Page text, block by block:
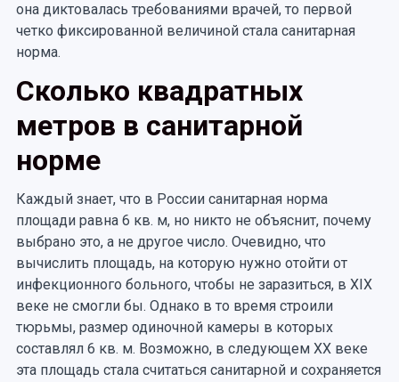
она диктовалась требованиями врачей, то первой
четко фиксированной величиной стала санитарная
норма.
Сколько квадратных
метров в санитарной
норме
Каждый знает, что в России санитарная норма
площади равна 6 кв. м, но никто не объяснит, почему
выбрано это, а не другое число. Очевидно, что
вычислить площадь, на которую нужно отойти от
инфекционного больного, чтобы не заразиться, в XIX
веке не смогли бы. Однако в то время строили
тюрьмы, размер одиночной камеры в которых
составлял 6 кв. м. Возможно, в следующем XX веке
эта площадь стала считаться санитарной и сохраняется